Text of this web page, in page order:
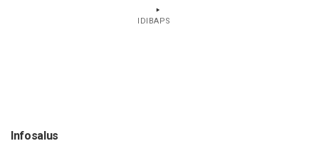
IDIBAPS
Infosalus